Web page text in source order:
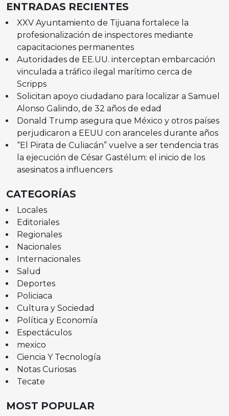
ENTRADAS RECIENTES
XXV Ayuntamiento de Tijuana fortalece la
profesionalización de inspectores mediante
capacitaciones permanentes
Autoridades de EE.UU. interceptan embarcación
vinculada a tráfico ilegal marítimo cerca de
Scripps
Solicitan apoyo ciudadano para localizar a Samuel
Alonso Galindo, de 32 años de edad
Donald Trump asegura que México y otros países
perjudicaron a EEUU con aranceles durante años
“El Pirata de Culiacán” vuelve a ser tendencia tras
la ejecución de César Gastélum: el inicio de los
asesinatos a influencers
CATEGORÍAS
Locales
Editoriales
Regionales
Nacionales
Internacionales
Salud
Deportes
Policiaca
Cultura y Sociedad
Política y Economía
Espectáculos
mexico
Ciencia Y Tecnología
Notas Curiosas
Tecate
MOST POPULAR